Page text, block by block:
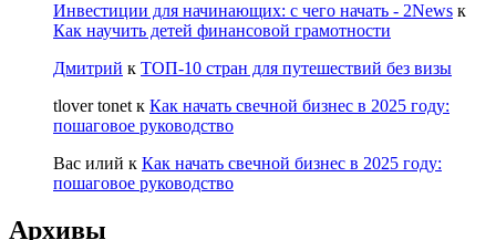
Инвестиции для начинающих: с чего начать - 2News к
Как научить детей финансовой грамотности
Дмитрий к ТОП-10 стран для путешествий без визы
tlover tonetк Как начать свечной бизнес в 2025 году:
пошаговое руководство
Вас илий к Как начать свечной бизнес в 2025 году:
пошаговое руководство
Архивы